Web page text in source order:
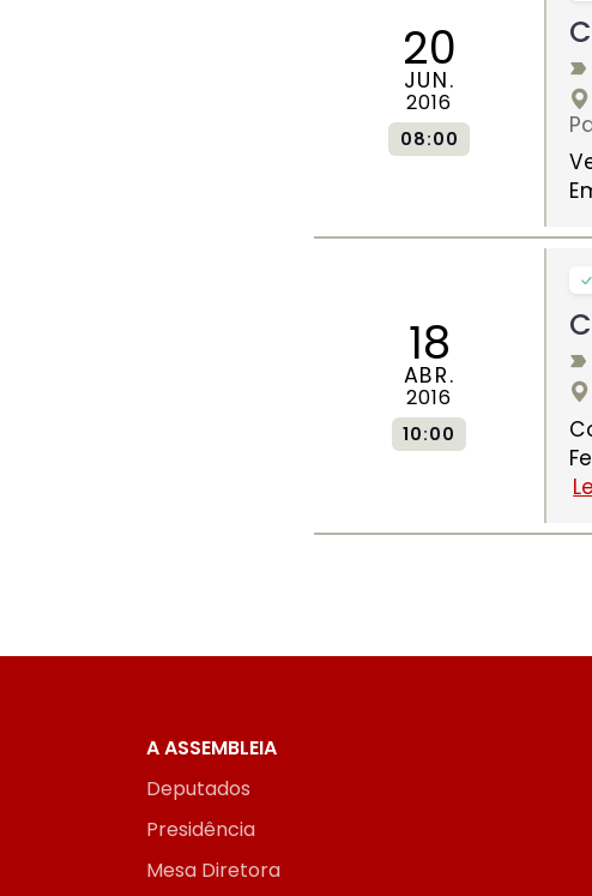
20
JUN.
2016
08:00
18
ABR.
2016
10:00
A ASSEMBLEIA
Deputados
Presidência
Mesa Diretora